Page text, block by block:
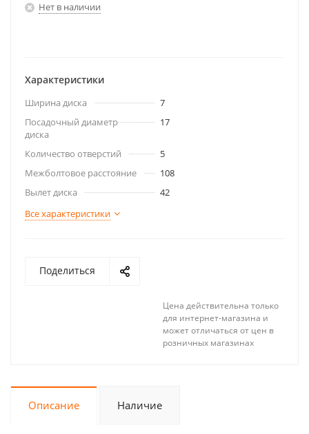
Нет в наличии
Характеристики
Ширина диска
7
Посадочный диаметр
диска
17
Количество отверстий
5
Межболтовое расстояние
108
Вылет диска
42
Все характеристики
Поделиться
Цена действительна только
для интернет-магазина и
может отличаться от цен в
розничных магазинах
Описание Наличие